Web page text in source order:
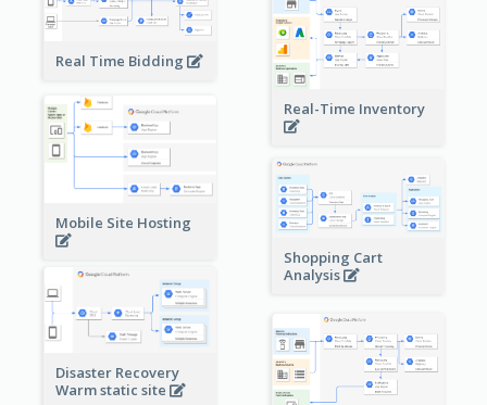
Real Time Bidding
Real-Time Inventory
Mobile Site Hosting
Shopping Cart
Analysis
Disaster Recovery
Warm static site